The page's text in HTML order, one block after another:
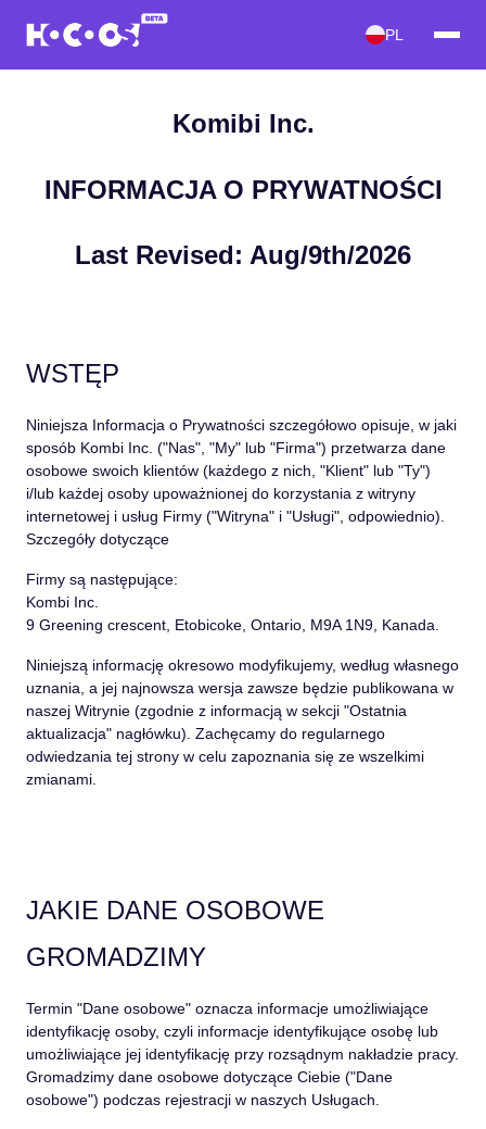
PL
Komibi Inc.
INFORMACJA O PRYWATNOŚCI
Last Revised: Aug/9th/2026
WSTĘP
Niniejsza Informacja o Prywatności szczegółowo opisuje, w jaki
sposób Kombi Inc. ("Nas" "My" lub "Firma") przetwarza dane
osobowe swoich klientów (każdego z nich, "Klient" lub "Ty")
i/lub każdej osoby upoważnionej do korzystania z witryny
internetowej i usług Firmy ("Witryna" i "Usługi" , odpowiednio).
Szczegóły dotyczące
Firmy są następujące:
Kombi Inc.
9 Greening crescent, Etobicoke, Ontario, M9A 1N9, Kanada.
Niniejszą informację okresowo modyfikujemy, według własnego
uznania, a jej najnowsza wersja zawsze będzie publikowana w
naszej Witrynie (zgodnie z informacją w sekcji "Ostatnia
aktualizacja" nagłówku). Zachęcamy do regularnego
odwiedzania tej strony w celu zapoznania się ze wszelkimi
zmianami.
JAKIE DANE OSOBOWE
GROMADZIMY
Termin "Dane osobowe" oznacza informacje umożliwiające
identyfikację osoby, czyli informacje identyfikujące osobę lub
umożliwiające jej identyfikację przy rozsądnym nakładzie pracy.
Gromadzimy dane osobowe dotyczące Ciebie ("Dane
osobowe") podczas rejestracji w naszych Usługach.